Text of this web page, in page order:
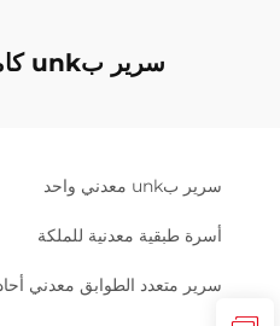
سرير بunk كامل من المعدن
سرير بunk معدني واحد
أسرة طبقية معدنية للملكة
سرير متعدد الطوابق معدني